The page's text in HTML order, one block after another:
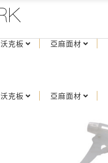
沃克板 亞麻面材
沃克板 亞麻面材